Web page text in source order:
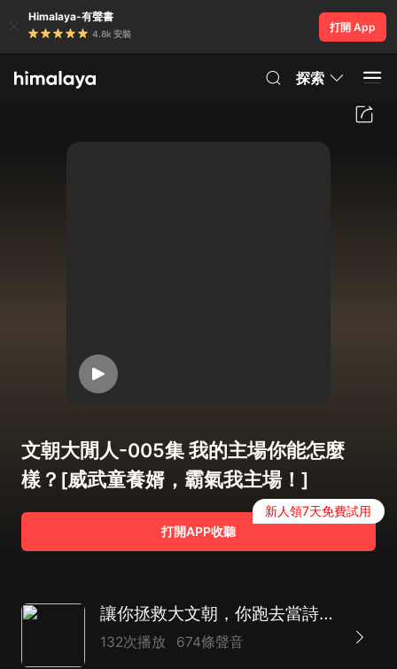
Himalaya-有聲書
4.8k 安裝
打開 App
探索
文朝大閒人-005集 我的主場你能怎麼
樣？[威武童養婿，霸氣我主場！]
打開APP收聽
新人領7天免費試用
讓你拯救大文朝，你跑去當詩仙？|長安三萬里|慶余年
132次播放 674條聲音